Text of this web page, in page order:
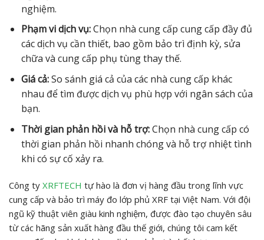
nghiệm.
Phạm vi dịch vụ:Chọn nhà cung cấp cung cấp đầy đủ
các dịch vụ cần thiết, bao gồm bảo trì định kỳ, sửa
chữa và cung cấp phụ tùng thay thế.
Giá cả:So sánh giá cả của các nhà cung cấp khác
nhau để tìm được dịch vụ phù hợp với ngân sách của
bạn.
Thời gian phản hồi và hỗ trợ:Chọn nhà cung cấp có
thời gian phản hồi nhanh chóng và hỗ trợ nhiệt tình
khi có sự cố xảy ra.
Công ty XRFTECH tự hào là đơn vị hàng đầu trong lĩnh vực
cung cấp và bảo trì máy đo lớp phủ XRF tại Việt Nam. Với đội
ngũ kỹ thuật viên giàu kinh nghiệm, được đào tạo chuyên sâu
từ các hãng sản xuất hàng đầu thế giới, chúng tôi cam kết